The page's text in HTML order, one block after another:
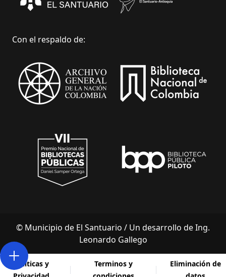
Abrir acciones menu
Con el respaldo de:
© Municipio de El Santuario / Un desarrollo de Ing.
Leonardo Gallego
Politicas y
Terminos y
Eliminación de